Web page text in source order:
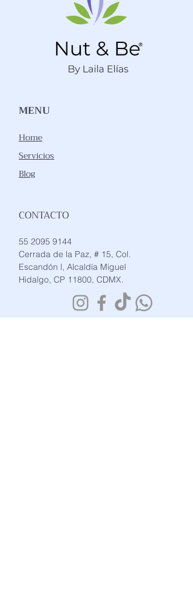
MENU
Home
Servicios
Blog
CONTACTO
55 2095 9144
Cerrada de la Paz, # 15, Col.
Escandón l, Alcaldía Miguel
Hidalgo, CP 11800, CDMX.